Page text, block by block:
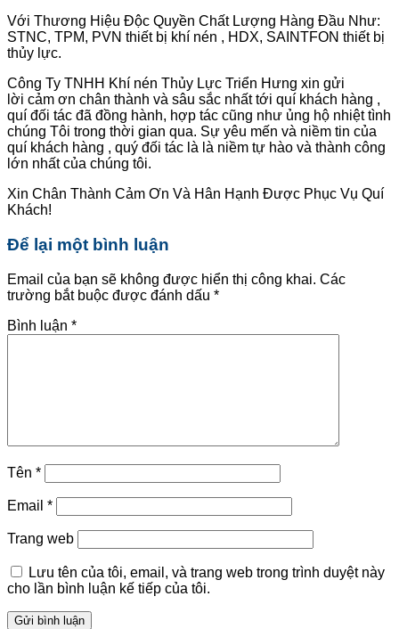
Với Thương Hiệu Độc Quyền Chất Lượng Hàng Đầu Như:
STNC, TPM, PVN thiết bị khí nén , HDX, SAINTFON thiết bị
thủy lực.
Công Ty TNHH Khí nén Thủy Lực Triển Hưng xin gửi
lời cảm ơn chân thành và sâu sắc nhất tới quí khách hàng ,
quí đối tác đã đồng hành, hợp tác cũng như ủng hộ nhiệt tình
chúng Tôi trong thời gian qua. Sự yêu mến và niềm tin của
quí khách hàng , quý đối tác là là niềm tự hào và thành công
lớn nhất của chúng tôi.
Xin Chân Thành Cảm Ơn Và Hân Hạnh Được Phục Vụ Quí
Khách!
Để lại một bình luận
Email của bạn sẽ không được hiển thị công khai. Các
trường bắt buộc được đánh dấu *
Bình luận *
Tên *
Email *
Trang web
Lưu tên của tôi, email, và trang web trong trình duyệt này
cho lần bình luận kế tiếp của tôi.